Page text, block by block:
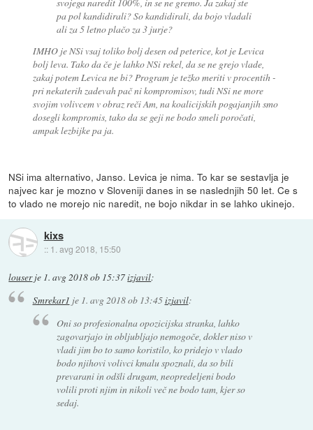
svojega naredit 100%, in se ne gremo. Ja zakaj ste
pa pol kandidirali? So kandidirali, da bojo vladali
ali za 5 letno plačo za 3 jurje?
IMHO je NSi vsaj toliko bolj desen od peterice, kot je Levica
bolj leva. Tako da če je lahko NSi rekel, da se ne grejo vlade,
zakaj potem Levica ne bi? Program je težko meriti v procentih -
pri nekaterih zadevah pač ni kompromisov, tudi NSi ne more
svojim volivcem v obraz rečiAm, na koalicijskih pogajanjih smo
dosegli kompromis, tako da se geji ne bodo smeli poročati,
ampak lezbijke pa ja.
NSi ima alternativo, Janso. Levica je nima. To kar se sestavlja je
najvec kar je mozno v Sloveniji danes in se naslednjih 50 let. Ce s
to vlado ne morejo nic naredit, ne bojo nikdar in se lahko ukinejo.
kixs
:: 1. avg 2018, 15:50
louserje 1. avg 2018 ob 15:37izjavil:
Smrekar1 je 1. avg 2018 ob 13:45izjavil:
Oni so profesionalna opozicijska stranka, lahko
zagovarjajo in obljubljajo nemogoče, dokler niso v
vladi jim bo to samo koristilo, ko pridejo v vlado
bodo njihovi volivci kmalu spoznali, da so bili
prevarani in odšli drugam, neopredeljeni bodo
volili proti njim in nikoli več ne bodo tam, kjer so
sedaj.